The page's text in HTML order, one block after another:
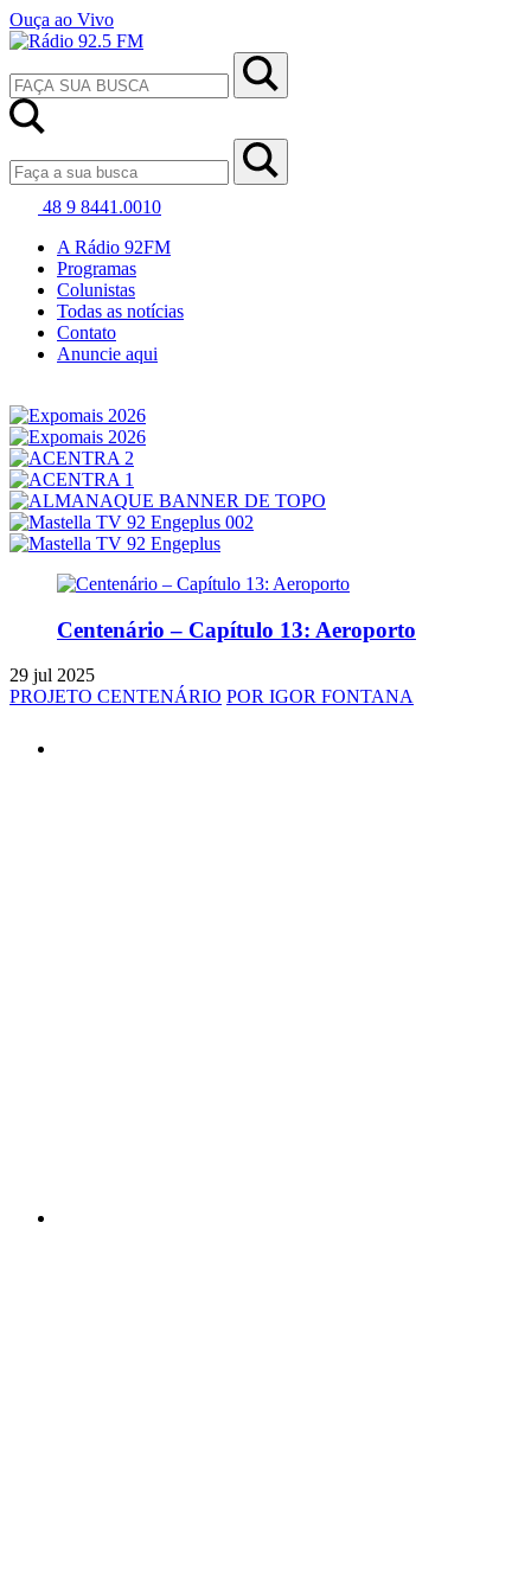
Ouça ao Vivo
48 9 8441.0010
A Rádio 92FM
Programas
Colunistas
Todas as notícias
Contato
Anuncie aqui
Centenário – Capítulo 13: Aeroporto
29 jul 2025
PROJETO CENTENÁRIO POR IGOR FONTANA